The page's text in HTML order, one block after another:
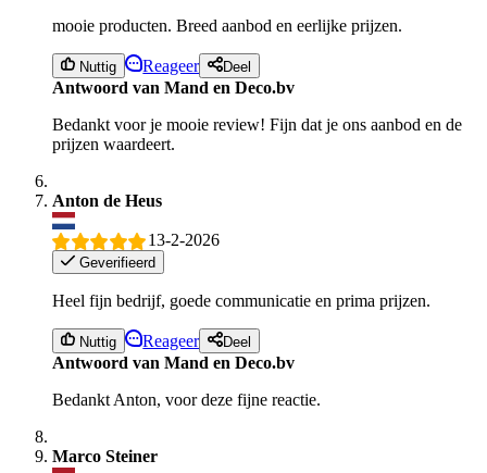
mooie producten. Breed aanbod en eerlijke prijzen.
Nuttig Reageer Deel
Antwoord van Mand en Deco.bv
Bedankt voor je mooie review! Fijn dat je ons aanbod en de
prijzen waardeert.
Anton de Heus
13-2-2026
Geverifieerd
Heel fijn bedrijf, goede communicatie en prima prijzen.
Nuttig Reageer Deel
Antwoord van Mand en Deco.bv
Bedankt Anton, voor deze fijne reactie.
Marco Steiner